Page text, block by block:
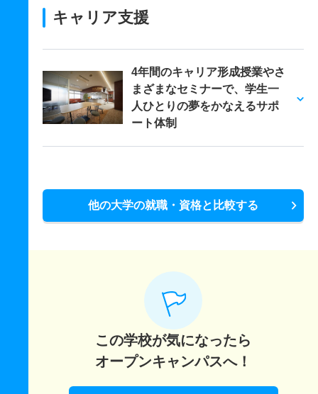
キャリア支援
4年間のキャリア形成授業やさ
まざまなセミナーで、学生一
人ひとりの夢をかなえるサポ
ート体制
他の大学の就職・資格と比較する
この学校が気になったら
オープンキャンパスへ！